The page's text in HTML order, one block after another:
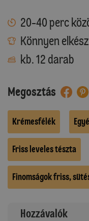
20-40 perc
Könnyen
kb. 12 darab
Megosztás
Krémesfélék
Friss leveles tészta
Finomságok friss,
Hozzávalók